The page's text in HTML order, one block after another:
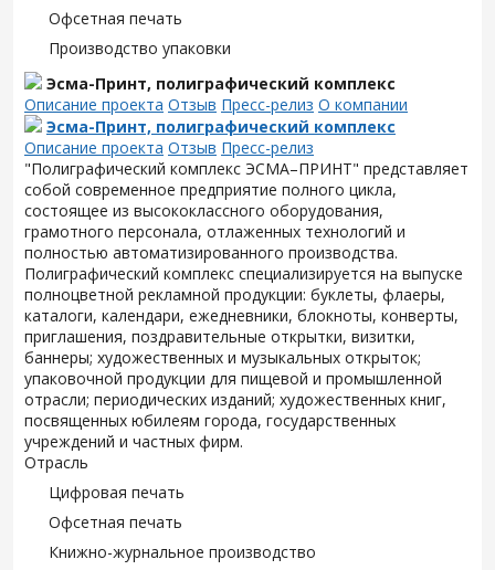
Офсетная печать
Производство упаковки
Эсма-Принт, полиграфический комплекс
Описание проекта Отзыв Пресс-релиз О компании
Эсма-Принт, полиграфический комплекс
Описание проекта Отзыв Пресс-релиз
"Полиграфический комплекс ЭСМА–ПРИНТ" представляет
собой современное предприятие полного цикла,
состоящее из высококлассного оборудования,
грамотного персонала, отлаженных технологий и
полностью автоматизированного производства.
Полиграфический комплекс специализируется на выпуске
полноцветной рекламной продукции: буклеты, флаеры,
каталоги, календари, ежедневники, блокноты, конверты,
приглашения, поздравительные открытки, визитки,
баннеры; художественных и музыкальных открыток;
упаковочной продукции для пищевой и промышленной
отрасли; периодических изданий; художественных книг,
посвященных юбилеям города, государственных
учреждений и частных фирм.
Отрасль
Цифровая печать
Офсетная печать
Книжно-журнальное производство